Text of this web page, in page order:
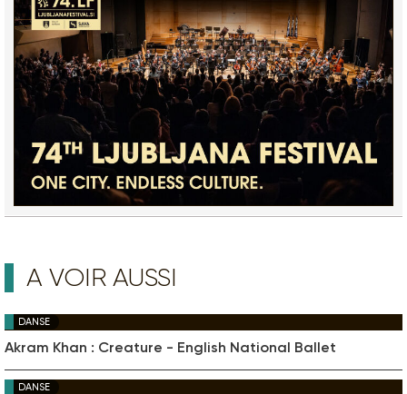
A VOIR AUSSI
DANSE
Akram Khan : Creature - English National Ballet
DANSE